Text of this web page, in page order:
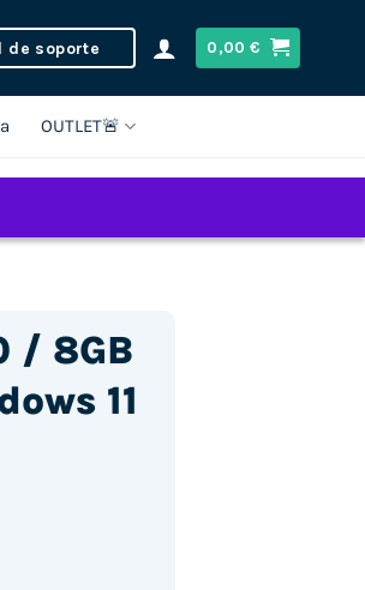
de soporte 0,00€
OUTLET🚨
/ 8GB
11